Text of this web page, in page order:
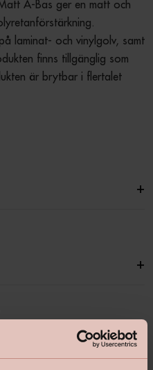
A-Bas ger en matt och
laminat- och vinylgolv, samt
finns tillgänglig som
är brytbar i flertalet
+
+